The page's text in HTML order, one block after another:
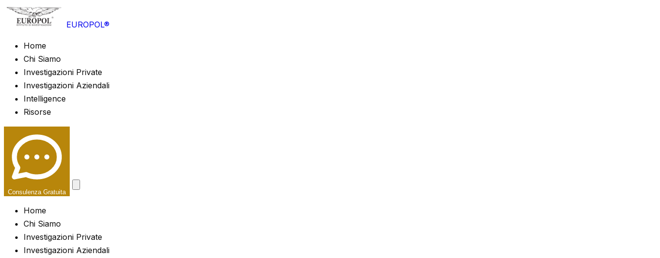
EUROPOL®
Home
Chi Siamo
Investigazioni Private
Investigazioni Aziendali
Intelligence
Risorse
Consulenza Gratuita
Home
Chi Siamo
Investigazioni Private
Investigazioni Aziendali